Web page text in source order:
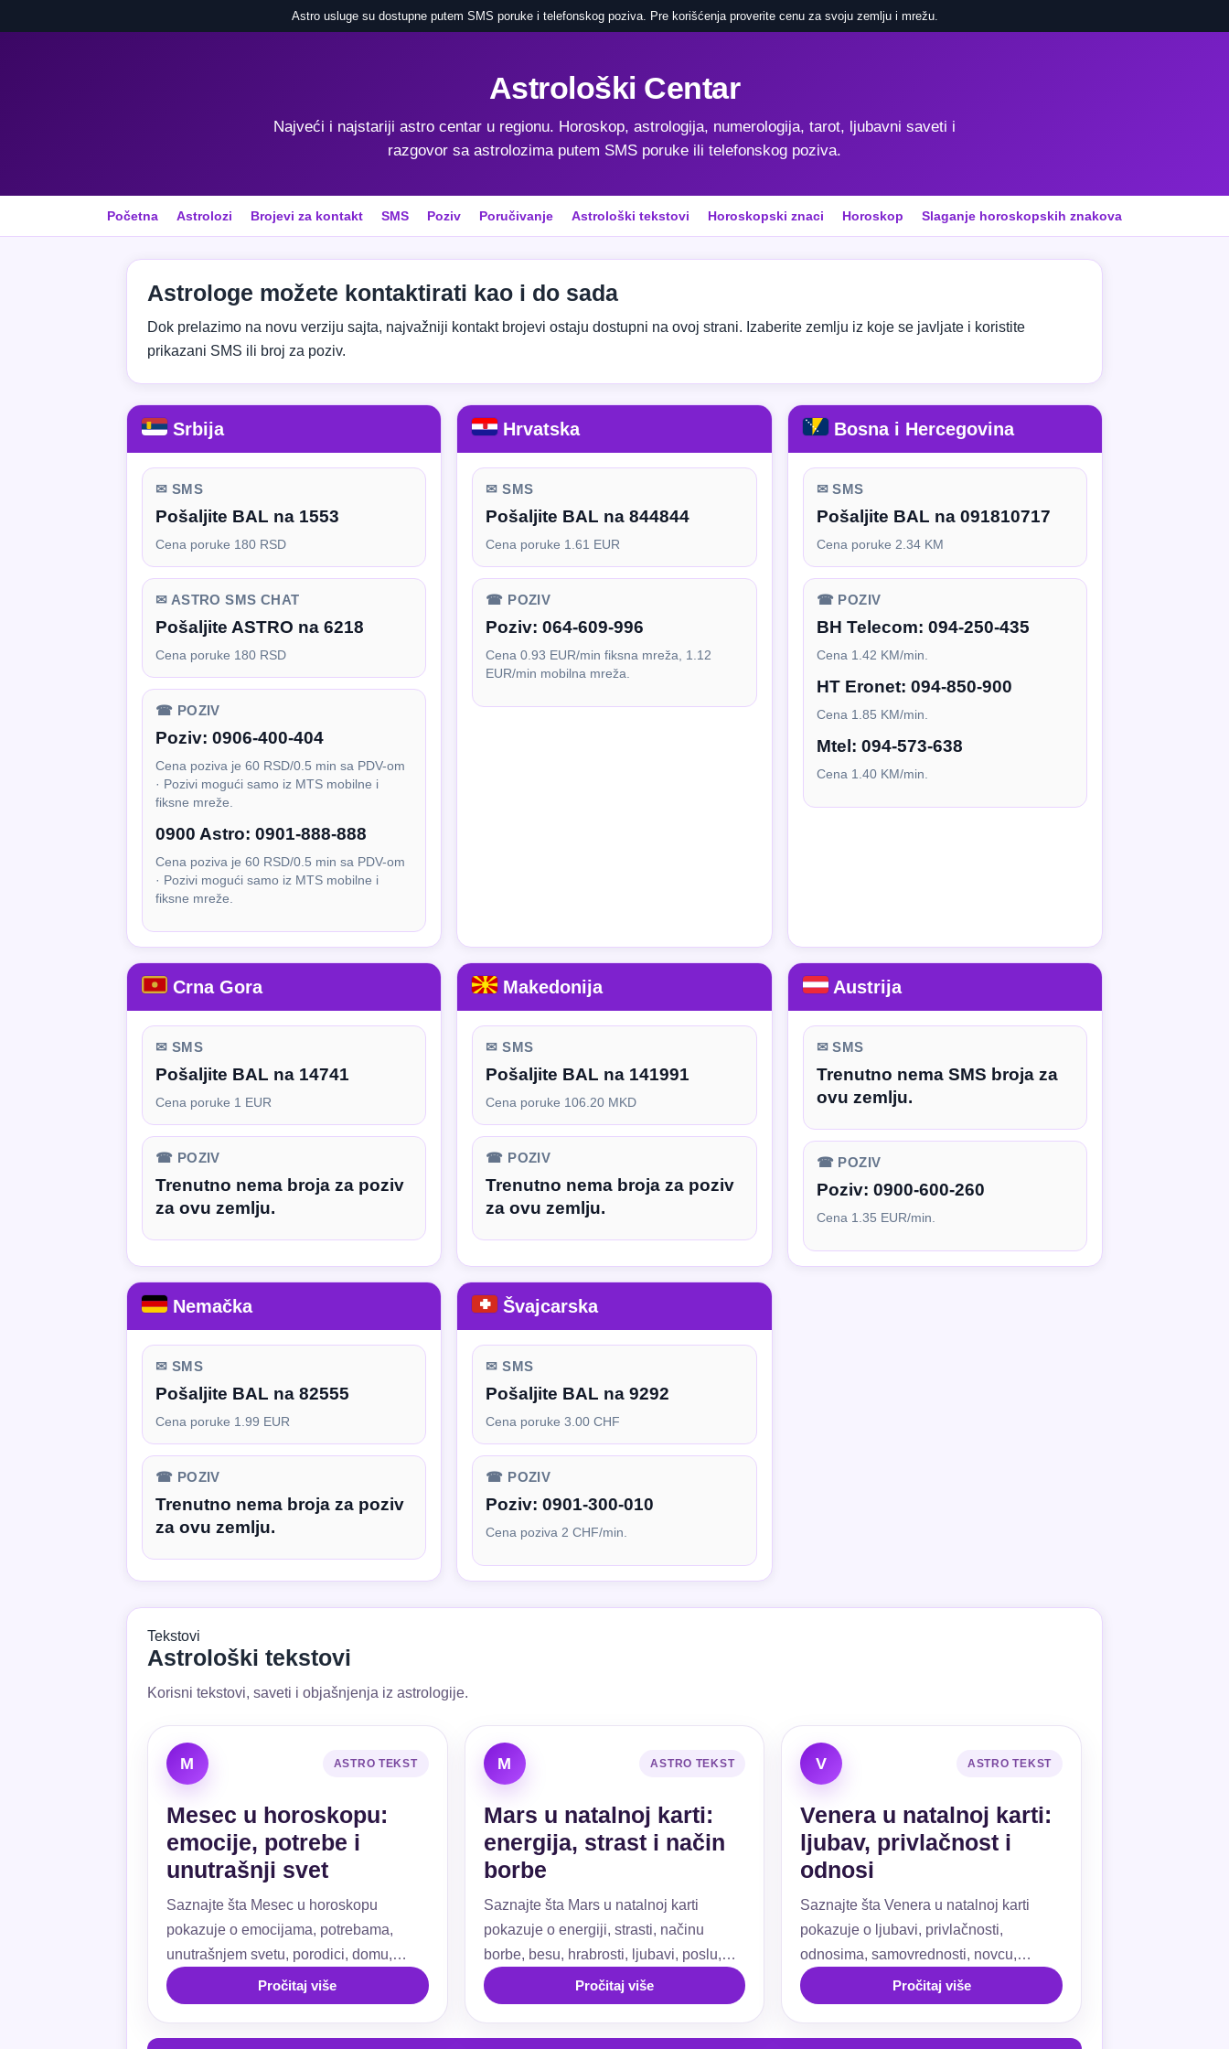
Astro usluge su dostupne putem SMS poruke i telefonskog poziva. Pre korišćenja proverite cenu za svoju zemlju i mrežu.
Astrološki Centar
Najveći i najstariji astro centar u regionu. Horoskop, astrologija, numerologija, tarot, ljubavni saveti i
razgovor sa astrolozima putem SMS poruke ili telefonskog poziva.
Početna Astrolozi Brojevi za kontakt SMS Poziv Poručivanje Astrološki tekstovi Horoskopski znaci Horoskop Slaganje horoskopskih znakova
Astrologe možete kontaktirati kao i do sada
Dok prelazimo na novu verziju sajta, najvažniji kontakt brojevi ostaju dostupni na ovoj strani. Izaberite zemlju iz koje se javljate i koristite
prikazani SMS ili broj za poziv.
Srbija
✉ SMS
Pošaljite BAL na 1553
Cena poruke 180 RSD
✉ ASTRO SMS CHAT
Pošaljite ASTRO na 6218
Cena poruke 180 RSD
☎ POZIV
Poziv: 0906-400-404
Cena poziva je 60 RSD/0.5 min sa PDV-om
· Pozivi mogući samo iz MTS mobilne i
fiksne mreže.
0900 Astro: 0901-888-888
Cena poziva je 60 RSD/0.5 min sa PDV-om
· Pozivi mogući samo iz MTS mobilne i
fiksne mreže.
Hrvatska
✉ SMS
Pošaljite BAL na 844844
Cena poruke 1.61 EUR
☎ POZIV
Poziv:064-609-996
Cena 0.93 EUR/min fiksna mreža, 1.12
EUR/min mobilna mreža.
Bosna i Hercegovina
✉ SMS
Pošaljite BAL na 091810717
Cena poruke 2.34 KM
☎ POZIV
BH Telecom: 094-250-435
Cena 1.42 KM/min.
HT Eronet: 094-850-900
Cena 1.85 KM/min.
Mtel: 094-573-638
Cena 1.40 KM/min.
Crna Gora
✉ SMS
Pošaljite BAL na 14741
Cena poruke 1 EUR
☎ POZIV
Trenutno nema broja za poziv
za ovu zemlju.
Makedonija
✉ SMS
Pošaljite BAL na 141991
Cena poruke 106.20 MKD
☎ POZIV
Trenutno nema broja za poziv
za ovu zemlju.
Austrija
✉ SMS
Trenutno nema SMS broja za
ovu zemlju.
☎ POZIV
Poziv: 0900-600-260
Cena 1.35 EUR/min.
Nemačka
✉ SMS
Pošaljite BAL na 82555
Cena poruke 1.99 EUR
☎ POZIV
Trenutno nema broja za poziv
za ovu zemlju.
Švajcarska
✉ SMS
Pošaljite BAL na 9292
Cena poruke 3.00 CHF
☎ POZIV
Poziv:0901-300-010
Cena poziva 2 CHF/min.
Tekstovi
Astrološki tekstovi
Korisni tekstovi, saveti i objašnjenja iz astrologije.
M ASTRO TEKST
Mesec u horoskopu:
emocije, potrebe i
unutrašnji svet
Saznajte šta Mesec u horoskopu
pokazuje o emocijama, potrebama,
unutrašnjem svetu, porodici, domu,
ljubavi, navikama i emotivnoj sigurnosti.
Pročitaj više
M ASTRO TEKST
Mars u natalnoj karti:
energija, strast i način
borbe
Saznajte šta Mars u natalnoj karti
pokazuje o energiji, strasti, načinu
borbe, besu, hrabrosti, ljubavi, poslu,
granicama i akciji.Pročitaj više
V ASTRO TEKST
Venera u natalnoj karti:
ljubav, privlačnost i
odnosi
Saznajte šta Venera u natalnoj karti
pokazuje o ljubavi, privlačnosti,
odnosima, samovrednosti, novcu,
uživanju, kućama i aspektima.
Pročitaj više